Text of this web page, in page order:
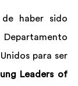
haber sido
para ser
Leaders of